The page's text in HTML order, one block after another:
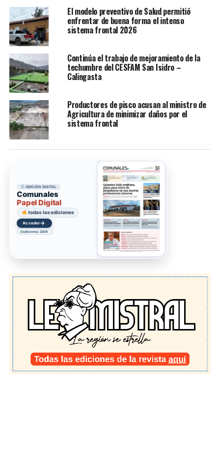
El modelo preventivo de Salud permitió
enfrentar de buena forma el intenso
sistema frontal 2026
Continúa el trabajo de mejoramiento de la
techumbre del CESFAM San Isidro –
Calingasta
Productores de pisco acusan al ministro de
Agricultura de minimizar daños por el
sistema frontal
EDICIÓN DIGITAL
Comunales
Papel Digital
todas las ediciones
Acceder→
ediciones 2026